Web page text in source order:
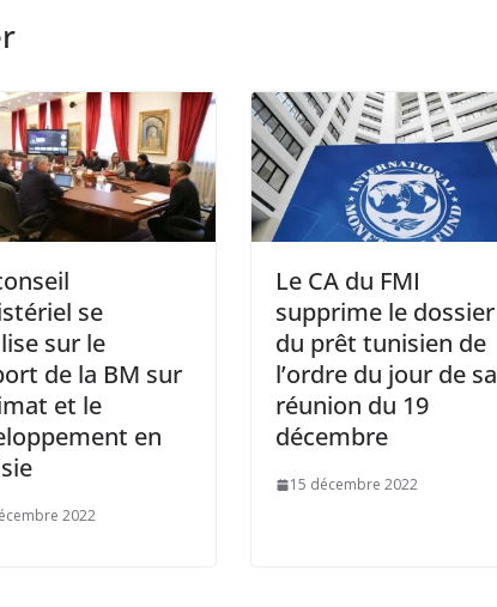
se
sur le
de la BM sur
et le
en
2022
Le CA du FMI
supprime le dossier
du prêt tunisien de
l’ordre du jour de sa
réunion du 19
décembre
15 décembre 2022